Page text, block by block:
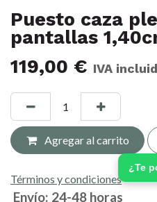
Puesto caza
pantallas
119,00 € IVA
Agregar al carrito
Términos y condiciones
Envío: 24-48 horas
¿Te